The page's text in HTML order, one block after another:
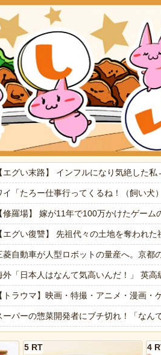
【エグい末路】 インフルになり気絶した
イ「たろー仕事行ってくるね！（飼い
【修羅場】 嫁が11年で100万かけたゲー
【エグい復讐】 先祖代々の土地を奪われ
菱自動車が人型ロボットの量産へ。京都
外「日本人はなんて気高いんだ！」 英
【トラウマ】映画・特撮・アニメ・漫画
ーパーの惣菜開発者にブチ切れ！「な
5 RT 4